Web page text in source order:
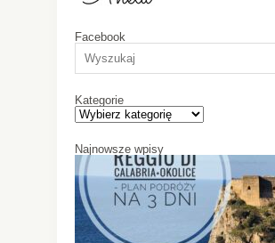
Facebook
Kategorie
Najnowsze wpisy